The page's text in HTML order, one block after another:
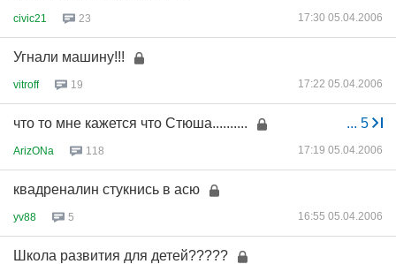
civic21 23 17:30 05.04.2006
Угнали машину!!!
vitroff 19 17:22 05.04.2006
... 5
что то мне кажется что Стюша..........
ArizONa 118 17:19 05.04.2006
квадреналин стукнись в асю
yv88 5 16:55 05.04.2006
Школа развития для детей?????